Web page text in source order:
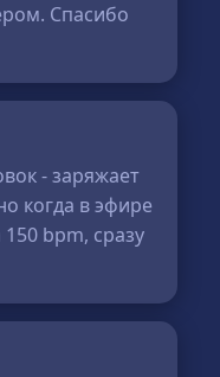
Спасибо
- заряжает
когда в эфире
bpm, сразу